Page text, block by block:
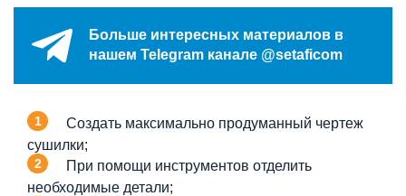
Больше интересных материалов в
нашем Telegram канале @setaficom
Создать максимально продуманный чертеж
сушилки;
При помощи инструментов отделить
необходимые детали;